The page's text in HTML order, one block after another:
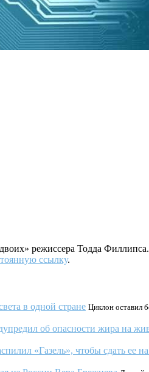
режиссера Тодда Филлипса.
ссылку.
в одной стране Циклон оставил
об опасности жира на
«Газель», чтобы сдать ее